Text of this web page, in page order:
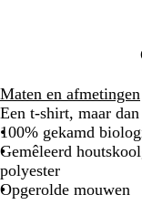
Maten en afmetingen
Een t-shirt, maar dan
100% gekamd
Gemêleerd
polyester
Opgerolde mouwen